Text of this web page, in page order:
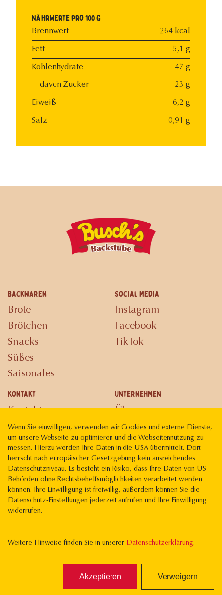
Nährwerte pro 100 g
Brennwert 264 kcal
Fett 5,1 g
Kohlenhydrate 47 g
davon Zucker 23 g
Eiweiß 6,2 g
Salz 0,91 g
Backwaren
Brote
Brötchen
Snacks
Süßes
Saisonales
Social Media
Instagram
Facebook
TikTok
Kontakt
Kontakt
Unternehmen
Über uns
Karriere
Gutscheinkarte
Impressum
Datenschutz
Wenn Sie einwilligen, verwenden wir Cookies und externe Dienste,
um unsere Webseite zu optimieren und die Webseitennutzung zu
messen. Hierzu werden Ihre Daten in die USA übermittelt. Dort
herrscht nach europäischer Gesetzgebung kein ausreichendes
Datenschutzniveau. Es besteht ein Risiko, dass Ihre Daten von US-
Behörden ohne Rechtsbehelfsmöglichkeiten verarbeitet werden
können. Ihre Einwilligung ist freiwillig, außerdem können Sie die
Datenschutz-Einstellungen jederzeit aufrufen und Ihre Einwilligung
widerrufen.
Weitere Hinweise finden Sie in unserer Datenschutzerklärung.
Akzeptieren Verweigern